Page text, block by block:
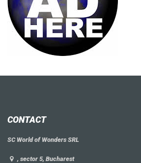
CONTACT
SC World of Wonders SRL
, sector 5, Bucharest